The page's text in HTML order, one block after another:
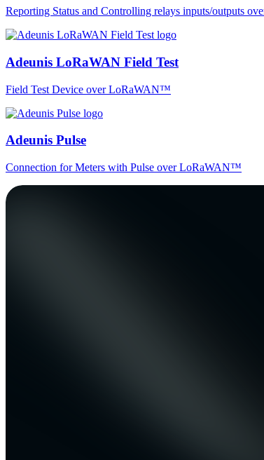
Reporting Status and Controlling relays inputs/outputs
Adeunis LoRaWAN Field Test
Field Test Device over LoRaWAN™
Adeunis Pulse
Connection for Meters with Pulse over LoRaWAN™